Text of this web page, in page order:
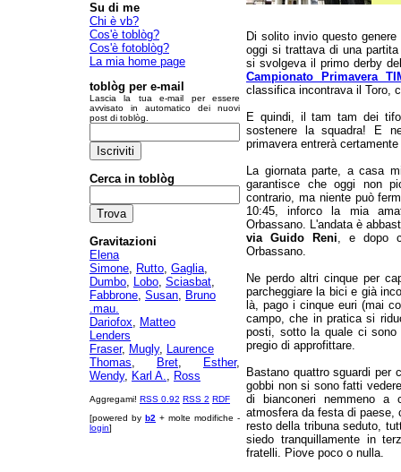
Su di me
Chi è vb?
Cos'è toblòg?
Cos'è fotoblòg?
La mia home page
toblòg per e-mail
Lascia la tua e-mail per essere
avvisato in automatico dei nuovi
post di toblòg.
Cerca in toblòg
Gravitazioni
Elena
Simone, Rutto, Gaglia,
Dumbo, Lobo, Sciasbat,
Fabbrone, Susan, Bruno
.mau.
Dariofox, Matteo
Lenders
Fraser, Mugly, Laurence
Thomas, Bret, Esther,
Wendy, Karl A., Ross
Aggregami! RSS 0.92 RSS 2 RDF
[powered by b2 + molte modifiche -
login]
Di solito invio questo
oggi si trattava di una
si svolgeva il primo derby
Campionato Primavera
classifica incontrava il Toro,
E quindi, il tam tam dei
sostenere la squadra! E
primavera entrerà
La giornata parte, a casa
garantisce che oggi non
contrario, ma niente può
10:45, inforco la mia
Orbassano. L'andata è
via Guido Reni, e dopo
Orbassano.
Ne perdo altri cinque per
parcheggiare la bici e già
là, pago i cinque euri (mai
campo, che in pratica si
posti, sotto la quale ci
pregio di approfittare.
Bastano quattro sguardi per
gobbi non si sono fatti
di bianconeri nemmeno
atmosfera da festa di paese,
resto della tribuna seduto,
siedo tranquillamente in
fratelli. Piove poco o nulla.